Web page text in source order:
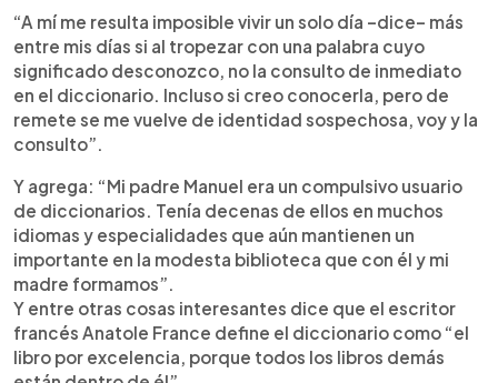
“A mí me resulta imposible vivir un solo día –dice– más
entre mis días si al tropezar con una palabra cuyo
significado desconozco, no la consulto de inmediato
en el diccionario. Incluso si creo conocerla, pero de
remete se me vuelve de identidad sospechosa, voy y la
consulto”.
Y agrega: “Mi padre Manuel era un compulsivo usuario
de diccionarios. Tenía decenas de ellos en muchos
idiomas y especialidades que aún mantienen un
importante en la modesta biblioteca que con él y mi
madre formamos”.
Y entre otras cosas interesantes dice que el escritor
francés Anatole France define el diccionario como “el
libro por excelencia, porque todos los libros demás